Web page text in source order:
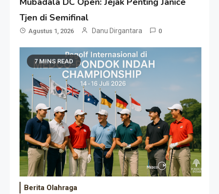
Tjen di Semifinal
Agustus 1, 2026 Danu Dirgantara 0
7 MINS READ
Berita Olahraga